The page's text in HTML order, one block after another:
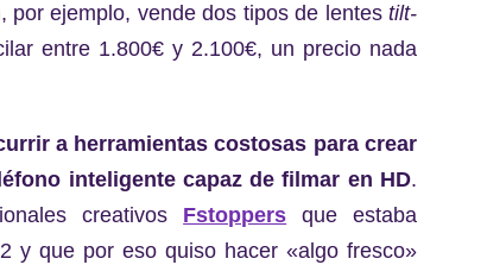
por ejemplo, vende dos tipos de lentes tilt-
entre 1.800€ y 2.100€, un precio nada
a herramientas costosas para crear
inteligente capaz de filmar en HD.
creativos Fstoppers que estaba
y que por eso quiso hacer «algo fresco»